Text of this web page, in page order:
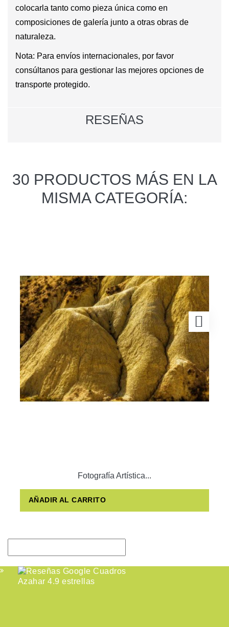
colocarla tanto como pieza única como en
composiciones de galería junto a otras obras de
naturaleza.
Nota: Para envíos internacionales, por favor
consúltanos para gestionar las mejores opciones de
transporte protegido.
RESEÑAS
30 PRODUCTOS MÁS EN LA
MISMA CATEGORÍA:
Fotografía Artística...
AÑADIR AL CARRITO